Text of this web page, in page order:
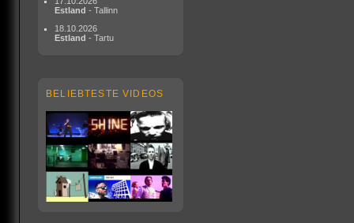
Estland - Tallinn
18.10.2026
Estland - Tartu
BELIEBTESTE VIDEOS